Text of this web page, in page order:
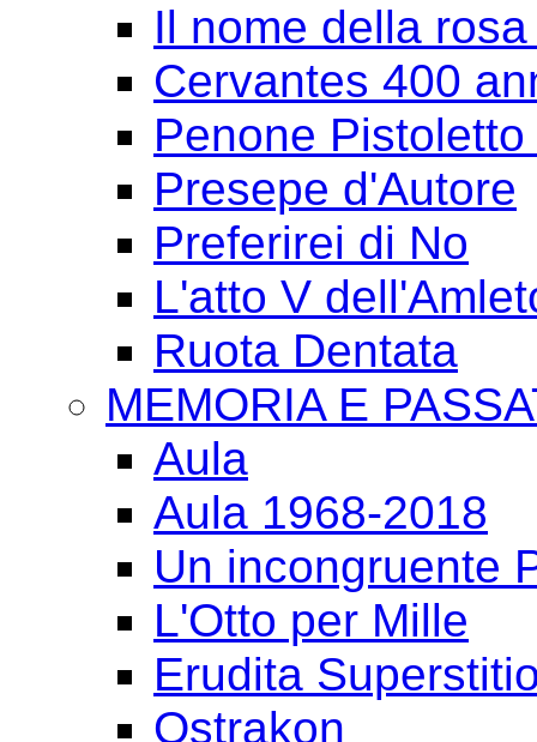
Il nome della
Cervantes 400
Penone
Presepe d'Autore
Preferirei di No
L'atto V
Ruota Dentata
MEMORIA E
Aula
Aula 1968-2018
Un incongruente
L'Otto per Mille
Erudita
Ostrakon